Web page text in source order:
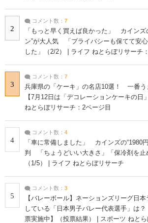
2
コメント数： 7
「もっと早く買えば良かった」 カインズ
ン”が大人気 「プライバシーも保てて安
した」（2/2） | ライフ ねとらぼリサーチ
3
コメント数： 7
兵庫県の「ケーキ」の名店10選！ 一番う
【7月12日は「デコレーションケーキの日
ねとらぼリサーチ：2ページ目
4
コメント数： 4
「車に常備しました」 カインズの“1980
判 「ちょうどいい大きさ」「保冷剤を止
（1/5） | ライフ ねとらぼリサーチ
5
コメント数： 3
【バレーボール】ネーションズリーグ日
している「日本男子バレー代表選手」は
票実施中】（投票結果） | スポーツ ねと